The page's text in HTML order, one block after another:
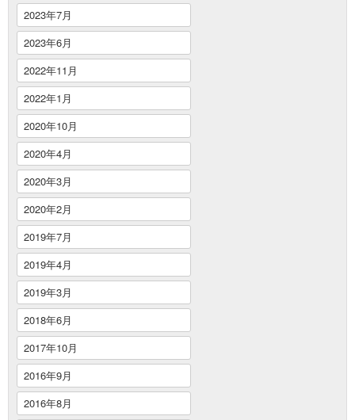
2023年7月
2023年6月
2022年11月
2022年1月
2020年10月
2020年4月
2020年3月
2020年2月
2019年7月
2019年4月
2019年3月
2018年6月
2017年10月
2016年9月
2016年8月